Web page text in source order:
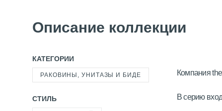
Описание коллекции
КАТЕГОРИИ
РАКОВИНЫ, УНИТАЗЫ И БИДЕ
СТИЛЬ
Компания
В серию